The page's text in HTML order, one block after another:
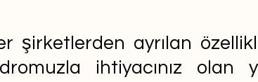
şirketlerden ayrılan
ihtiyacınız olan